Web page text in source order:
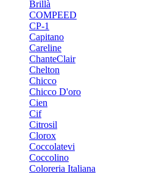
Brillà
COMPEED
CP-1
Capitano
Careline
ChanteСlair
Chelton
Chicco
Chicco D'oro
Cien
Cif
Citrosil
Clorox
Coccolatevi
Coccolino
Coloreria Italiana